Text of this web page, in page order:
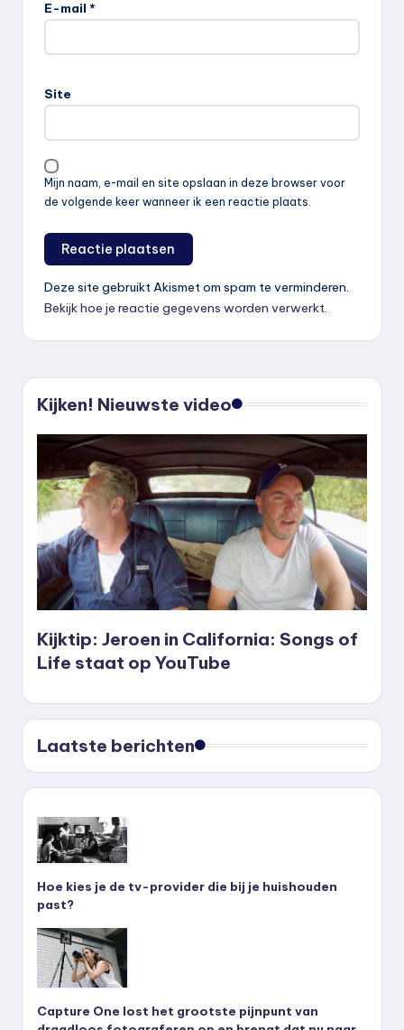
E-mail *
Site
Mijn naam, e-mail en site opslaan in deze browser voor
de volgende keer wanneer ik een reactie plaats.
Deze site gebruikt Akismet om spam te verminderen.
Bekijk hoe je reactie gegevens worden verwerkt.
Kijken! Nieuwste video
Kijktip: Jeroen in California: Songs of
Life staat op YouTube
Laatste berichten
Hoe kies je de tv-provider die bij je huishouden
past?
Capture One lost het grootste pijnpunt van